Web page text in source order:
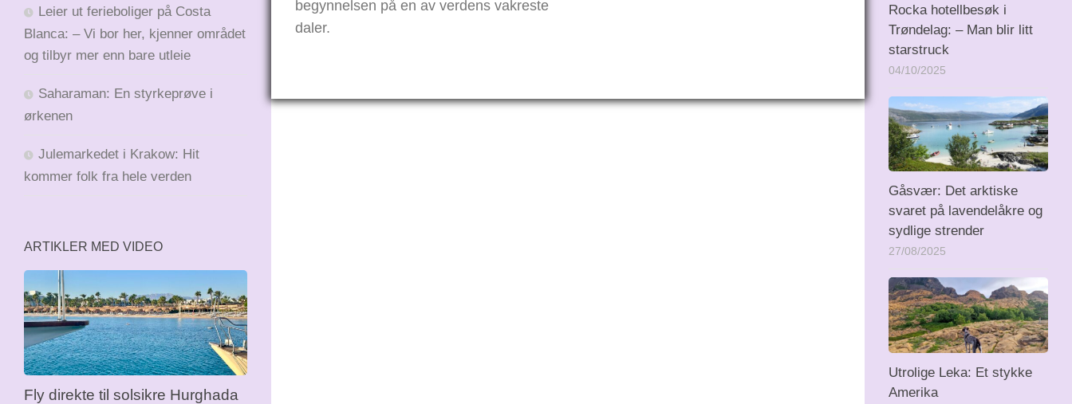
begynnelsen på en av verdens vakreste
daler.
Leier ut ferieboliger på Costa
Blanca: – Vi bor her, kjenner området
og tilbyr mer enn bare utleie
Saharaman: En styrkeprøve i
ørkenen
Julemarkedet i Krakow: Hit
kommer folk fra hele verden
ARTIKLER MED VIDEO
Fly direkte til solsikre Hurghada
Rocka hotellbesøk i
Trøndelag: – Man blir litt
starstruck
04/10/2025
Gåsvær: Det arktiske
svaret på lavendelåkre og
sydlige strender
27/08/2025
Utrolige Leka: Et stykke
Amerika